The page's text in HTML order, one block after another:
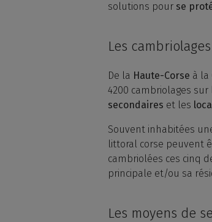
solutions pour se
Les
De la Haute-Corse à la
4200 cambriolages
secondaires et les
Souvent inhabitées
littoral corse peuvent
cambriolées ces cinq
principale et/ou sa
Les moyens de